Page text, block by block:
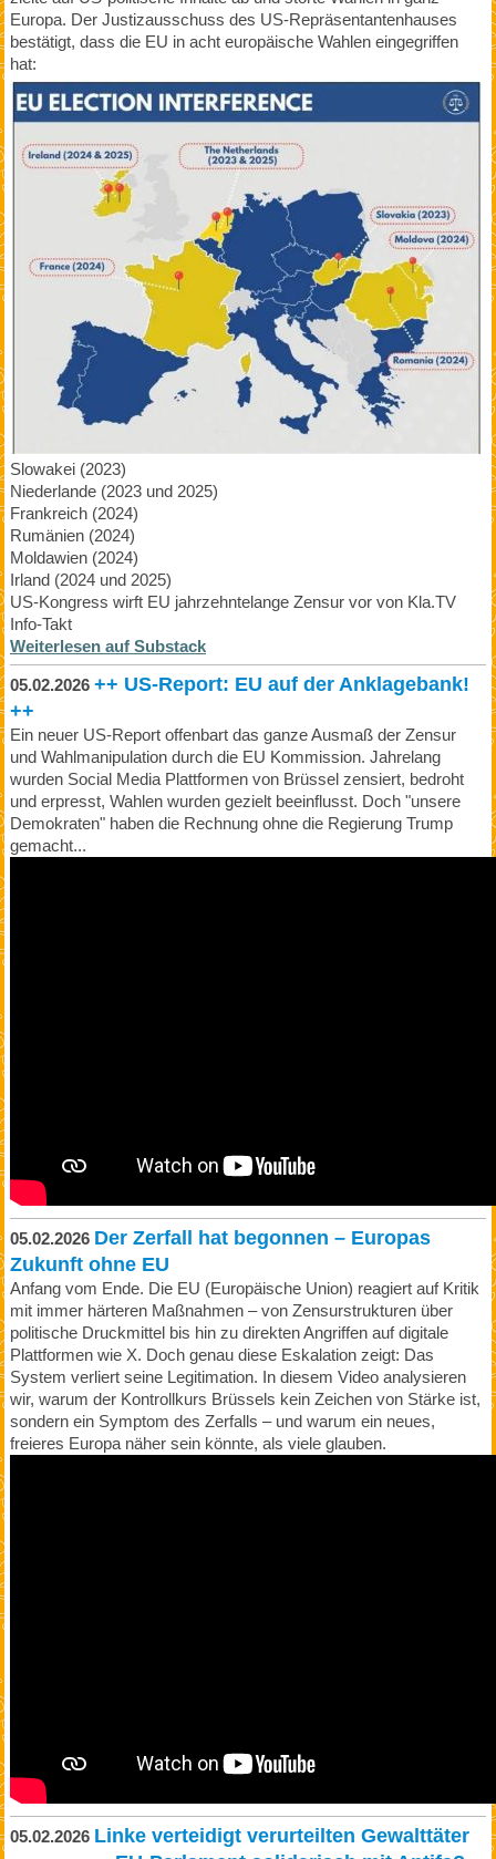
Europa. Der Justizausschuss des US-Repräsentantenhauses
bestätigt, dass die EU in acht europäische Wahlen eingegriffen
hat:
Slowakei (2023)
Niederlande (2023 und 2025)
Frankreich (2024)
Rumänien (2024)
Moldawien (2024)
Irland (2024 und 2025)
US-Kongress wirft EU jahrzehntelange Zensur vor von Kla.TV
Info-Takt
Weiterlesen auf Substack
05.02.2026 ++ US-Report: EU auf der Anklagebank!
++
Ein neuer US-Report offenbart das ganze Ausmaß der Zensur
und Wahlmanipulation durch die EU Kommission. Jahrelang
wurden Social Media Plattformen von Brüssel zensiert, bedroht
und erpresst, Wahlen wurden gezielt beeinflusst. Doch "unsere
Demokraten" haben die Rechnung ohne die Regierung Trump
gemacht...
05.02.2026 Der Zerfall hat begonnen – Europas
Zukunft ohne EU
Anfang vom Ende. Die EU (Europäische Union) reagiert auf Kritik
mit immer härteren Maßnahmen – von Zensurstrukturen über
politische Druckmittel bis hin zu direkten Angriffen auf digitale
Plattformen wie X. Doch genau diese Eskalation zeigt: Das
System verliert seine Legitimation. In diesem Video analysieren
wir, warum der Kontrollkurs Brüssels kein Zeichen von Stärke ist,
sondern ein Symptom des Zerfalls – und warum ein neues,
freieres Europa näher sein könnte, als viele glauben.
05.02.2026 Linke verteidigt verurteilten Gewalttäter